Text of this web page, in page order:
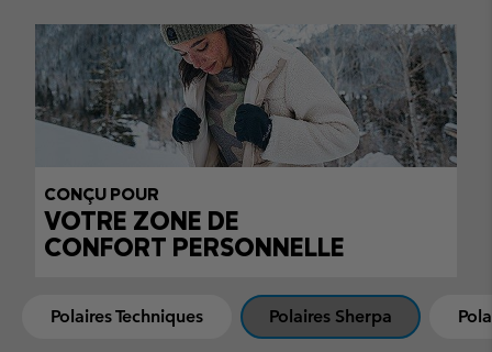
SKIP
TO
SEARCH
CONÇU POUR
VOTRE ZONE DE
CONFORT PERSONNELLE
Polaires Techniques Polaires Sherpa